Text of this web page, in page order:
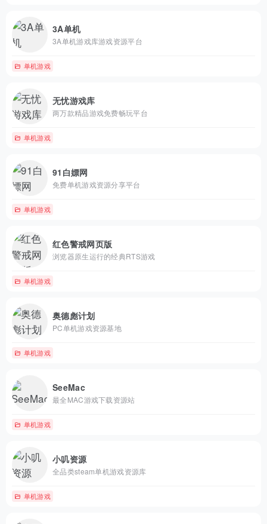
3A单机
3A单机游戏库游戏资源平台
单机游戏
无忧游戏库
两万款精品游戏免费畅玩平台
单机游戏
91白嫖网
免费单机游戏资源分享平台
单机游戏
红色警戒网页版
浏览器原生运行的经典RTS游戏
单机游戏
奥德彪计划
PC单机游戏资源基地
单机游戏
SeeMac
最全MAC游戏下载资源站
单机游戏
小叽资源
全品类steam单机游戏资源库
单机游戏